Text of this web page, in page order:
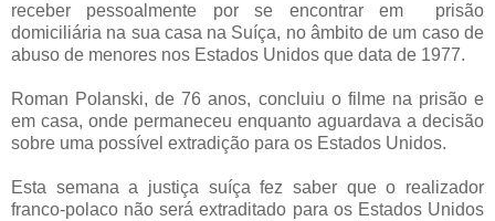
receber pessoalmente por se encontrar em prisão
domiciliária na sua casa na Suíça, no âmbito de um caso de
abuso de menores nos Estados Unidos que data de 1977.
Roman Polanski, de 76 anos, concluiu o filme na prisão e
em casa, onde permaneceu enquanto aguardava a decisão
sobre uma possível extradição para os Estados Unidos.
Esta semana a justiça suíça fez saber que o realizador
franco-polaco não será extraditado para os Estados Unidos